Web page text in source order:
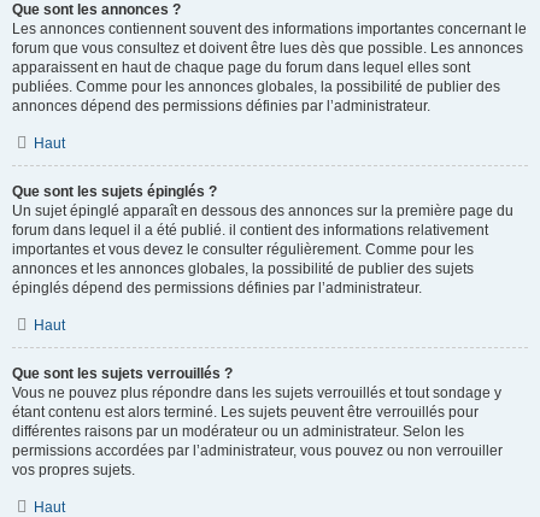
Que sont les annonces ?
Les annonces contiennent souvent des informations importantes concernant le
forum que vous consultez et doivent être lues dès que possible. Les annonces
apparaissent en haut de chaque page du forum dans lequel elles sont
publiées. Comme pour les annonces globales, la possibilité de publier des
annonces dépend des permissions définies par l’administrateur.
Haut
Que sont les sujets épinglés ?
Un sujet épinglé apparaît en dessous des annonces sur la première page du
forum dans lequel il a été publié. il contient des informations relativement
importantes et vous devez le consulter régulièrement. Comme pour les
annonces et les annonces globales, la possibilité de publier des sujets
épinglés dépend des permissions définies par l’administrateur.
Haut
Que sont les sujets verrouillés ?
Vous ne pouvez plus répondre dans les sujets verrouillés et tout sondage y
étant contenu est alors terminé. Les sujets peuvent être verrouillés pour
différentes raisons par un modérateur ou un administrateur. Selon les
permissions accordées par l’administrateur, vous pouvez ou non verrouiller
vos propres sujets.
Haut